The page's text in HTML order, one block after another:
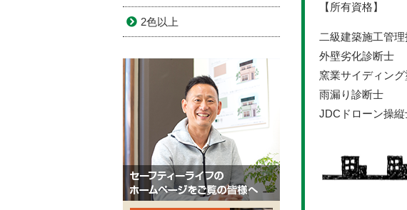
【所有資格】
二級建築施工管
外壁劣化診断士
窯業サイディン
雨漏り診断士
JDCドローン操
2色以上